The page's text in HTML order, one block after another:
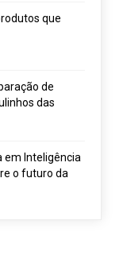
que
de
das
em Inteligência
o futuro da